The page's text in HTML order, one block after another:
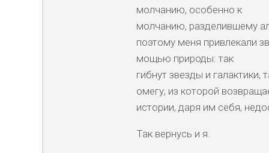
молчанию, особенно к
молчанию, разделившему
поэтому меня привлекали
мощью природы: так
гибнут звезды и
омегу, из которой
истории, даря им себя,
Так вернусь и я.